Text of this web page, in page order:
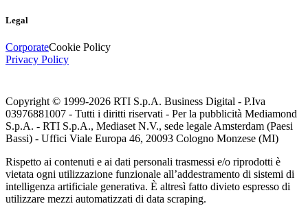
Legal
CorporateCookie Policy
Privacy Policy
Copyright © 1999-2026 RTI S.p.A. Business Digital - P.Iva
03976881007 - Tutti i diritti riservati - Per la pubblicità Mediamond
S.p.A. - RTI S.p.A., Mediaset N.V., sede legale Amsterdam (Paesi
Bassi) - Uffici Viale Europa 46, 20093 Cologno Monzese (MI)
Rispetto ai contenuti e ai dati personali trasmessi e/o riprodotti è
vietata ogni utilizzazione funzionale all’addestramento di sistemi di
intelligenza artificiale generativa. È altresì fatto divieto espresso di
utilizzare mezzi automatizzati di data scraping.